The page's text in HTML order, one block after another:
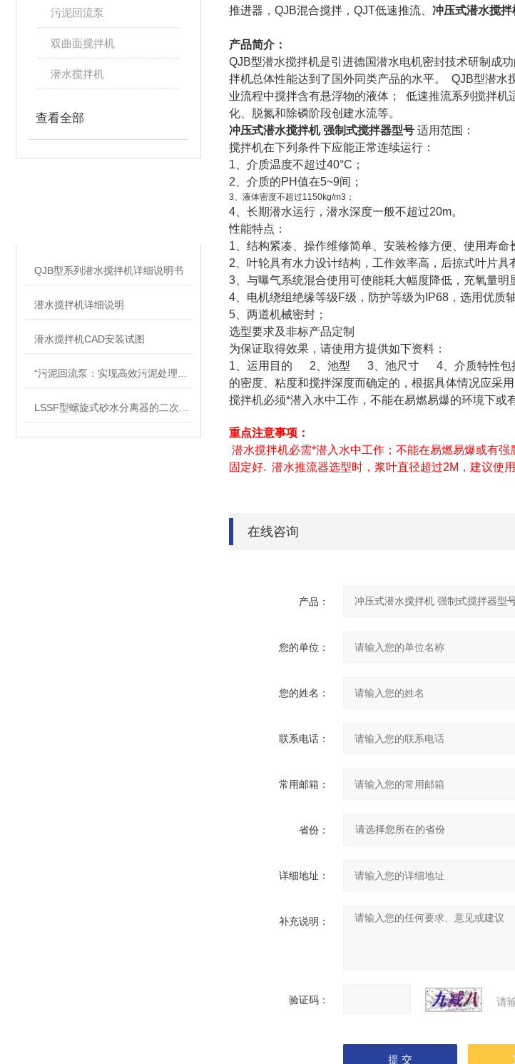
污泥回流泵
双曲面搅拌机
潜水搅拌机
查看全部
QJB型系列潜水搅拌机详细说明书
潜水搅拌机详细说明
潜水搅拌机CAD安装试图
推进器，QJB混合搅拌，QJT低速推流、 冲压式潜水搅拌
产品简介：
QJB型潜水搅拌机是引进德国潜水电机密封技术研制成
拌机总体性能达到了国外同类产品的水平。 QJB型潜
业流程中搅拌含有悬浮物的液体； 低速推流系列搅拌
化、脱氮和除磷阶段创建水流等。
冲压式潜水搅拌机 强制式搅拌器型号 适用范围：
搅拌机在下列条件下应能正常连续运行：
1、介质温度不超过40°C；
2、介质的PH值在5~9间；
3、液体密度不超过1150kg/m3；
4、长期潜水运行，潜水深度一般不超过20m。
性能特点：
1、结构紧凑、操作维修简单、安装检修方便、使用寿命
2、叶轮具有水力设计结构，工作效率高，后掠式叶片具
3、与曝气系统混合使用可使能耗大幅度降低，充氧量明
4、电机绕组绝缘等级F级，防护等级为IP68，选用优质
5、两道机械密封；
选型要求及非标产品定制
为保证取得效果，请使用方提供如下资料：
1、运用目的 2、池型 3、池尺寸 4、介质特性包括
的密度、粘度和搅拌深度而确定的，根据具体情况应采用
搅拌机必须*潜入水中工作，不能在易燃易爆的环境下或
重点注意事项：
潜水搅拌机必需*潜入水中工作；不能在易燃易爆或有
固定好. 潜水推流器选型时，浆叶直径超过2M，建议使
在线咨询
产品：
您的单位：
您的姓名：
联系电话：
常用邮箱：
省份：
详细地址：
补充说明：
验证码： 请